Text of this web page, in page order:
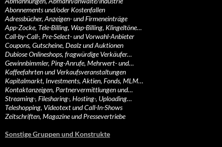
Abonnements und/oder Kostenfallen
Adressbücher, Anzeigen- und Firmeneinträge
App-Zocke, Tele-Billing, Wap-Billing, Klingeltöne…
Call-by-Call-, Pre-Select- und Vorwahl-Anbieter
Coupons, Gutscheine, Dealz und Auktionen
Dubiose Onlineshops, fragwürdige Verkäufer…
Gewinnbimmler, Ping-Anrufe, Mehrwert- und…
Kaffeefahrten und Verkaufsveranstaltungen
Kapitalmarkt, Investments, Aktien, Fonds, MLM…
Kontaktanzeigen, Partnervermittlungen und…
Streaming-, Filesharing-, Hosting-, Uploading…
Teleshopping, Videotext und Call-In-Shows
Zeitschriften, Magazine und Pressevertriebe
Sonstige Gruppen und Konstrukte